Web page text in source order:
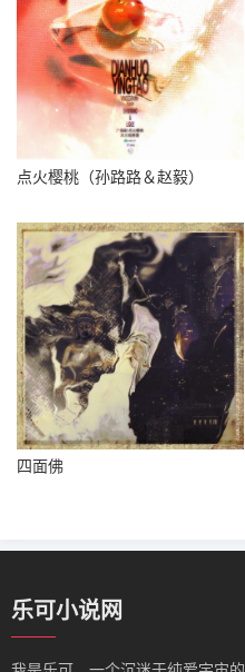
点火樱桃（孙路路＆赵毅）
四面佛
乐可小说网